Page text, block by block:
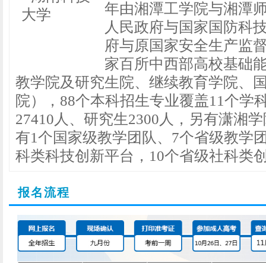
年由湘潭工学院与湘潭
人民政府与国家国防科
府与原国家安全生产监
家百所中西部高校基础
教学院及研究生院、继续教育学院、
院），88个本科招生专业覆盖11个学
27410人、研究生2300人，另有潇湘
有1个国家级教学团队、7个省级教学
科类科技创新平台，10个省级社科类
报名流程